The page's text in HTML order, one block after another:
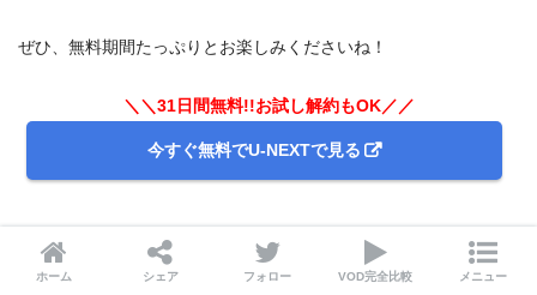
ぜひ、無料期間たっぷりとお楽しみくださいね！
＼＼31日間無料!!お試し解約もOK／／
今すぐ無料でU-NEXTで見る
ホーム シェア フォロー VOD完全比較 メニュー